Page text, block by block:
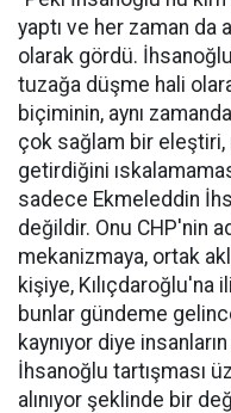
yaptı ve her zaman da
olarak gördü.
tuzağa düşme hali
biçiminin, aynı
çok sağlam bir
getirdiğini
sadece Ekmeleddin
değildir. Onu CHP'nin
mekanizmaya, ortak
kişiye, Kılıçdaroğlu'na
bunlar gündeme
kaynıyor diye
İhsanoğlu tartışması
alınıyor şeklinde bir